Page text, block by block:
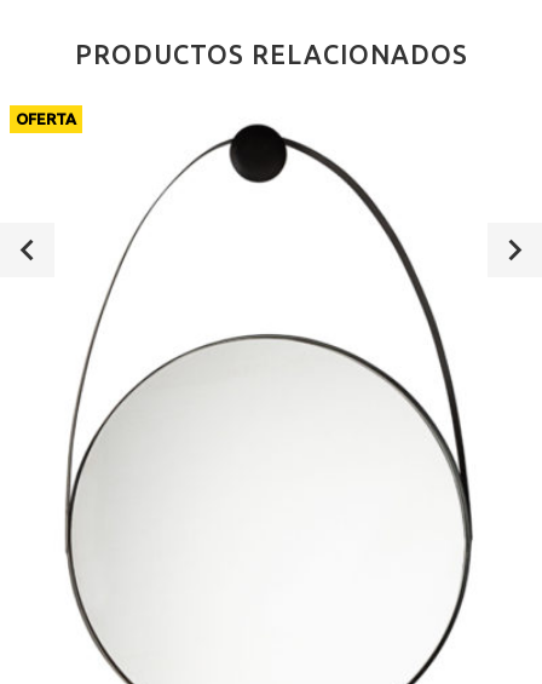
PRODUCTOS RELACIONADOS
OFERTA